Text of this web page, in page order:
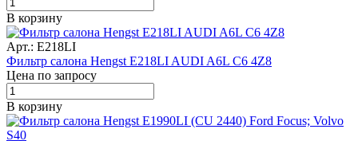
В корзину
Арт.: E218LI
Фильтр салона Hengst E218LI AUDI A6L C6 4Z8
Цена по запросу
В корзину